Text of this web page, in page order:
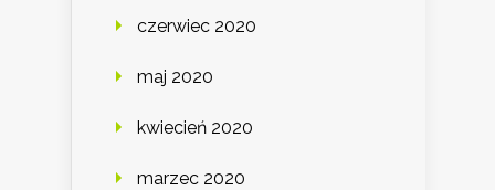
czerwiec 2020
maj 2020
kwiecień 2020
marzec 2020